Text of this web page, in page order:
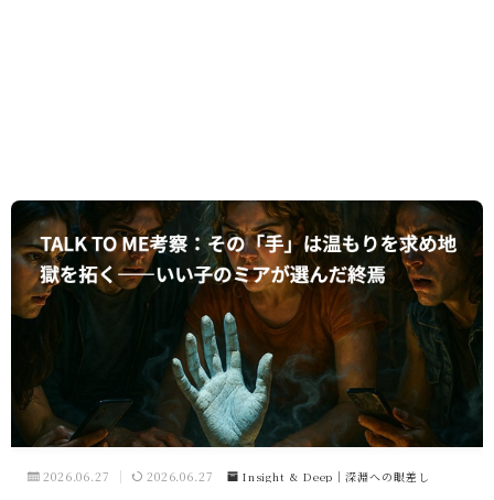
2026.06.27 2026.06.27 Insight & Deep｜深淵への眼差し